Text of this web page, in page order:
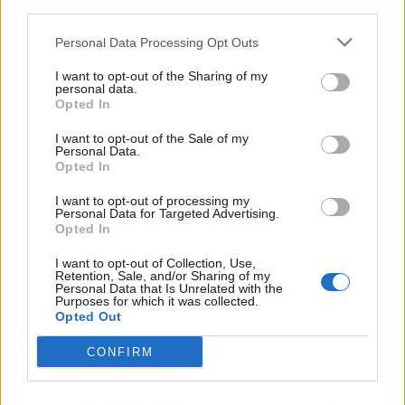
Personal Data Processing Opt Outs
I want to opt-out of the Sharing of my
personal data.
Opted In
I want to opt-out of the Sale of my
Personal Data.
Opted In
I want to opt-out of processing my
Personal Data for Targeted Advertising.
Opted In
I want to opt-out of Collection, Use,
Retention, Sale, and/or Sharing of my
Personal Data that Is Unrelated with the
Purposes for which it was collected.
Opted Out
CONFIRM
Czytaj także:
Chłopach Władysława Reymonta
Znaczenie śmierci w Chłopach
Znaczenie ziemi w Chłopach
Władysława Reymonta
Kategorie
opracowania
Tagi
Chłopi - opracowanie,Władysław Reymont
Śmierć Macieja Boryny w Chłopach